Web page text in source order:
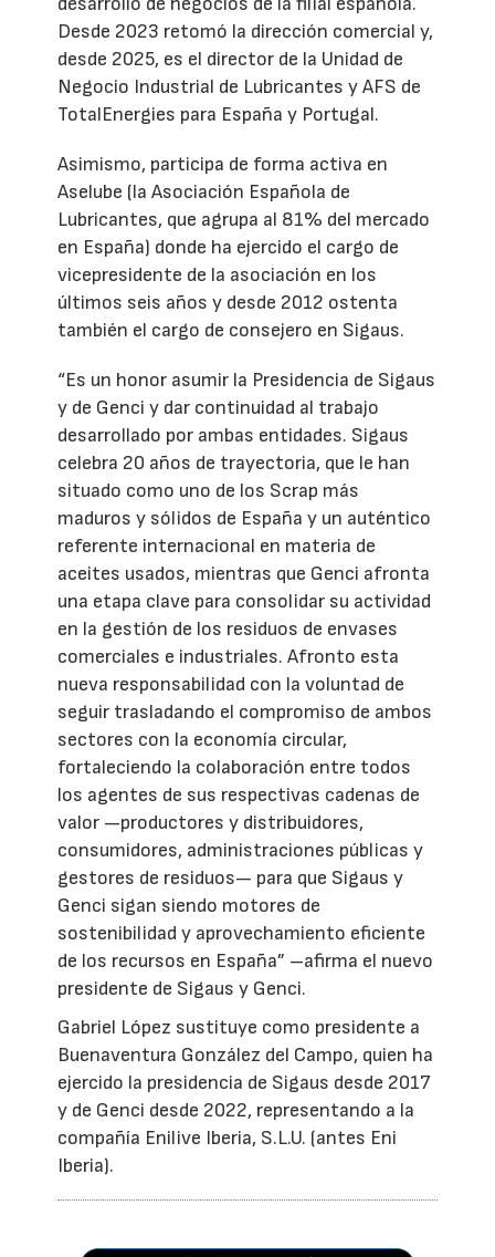
Desde 2023 retomó la dirección comercial y,
desde 2025, es el director de la Unidad de
Negocio Industrial de Lubricantes y AFS de
TotalEnergies para España y Portugal.
Asimismo, participa de forma activa en
Aselube (la Asociación Española de
Lubricantes, que agrupa al 81% del mercado
en España) donde ha ejercido el cargo de
vicepresidente de la asociación en los
últimos seis años y desde 2012 ostenta
también el cargo de consejero en Sigaus.
“Es un honor asumir la Presidencia de Sigaus
y de Genci y dar continuidad al trabajo
desarrollado por ambas entidades. Sigaus
celebra 20 años de trayectoria, que le han
situado como uno de los Scrap más
maduros y sólidos de España y un auténtico
referente internacional en materia de
aceites usados, mientras que Genci afronta
una etapa clave para consolidar su actividad
en la gestión de los residuos de envases
comerciales e industriales. Afronto esta
nueva responsabilidad con la voluntad de
seguir trasladando el compromiso de ambos
sectores con la economía circular,
fortaleciendo la colaboración entre todos
los agentes de sus respectivas cadenas de
valor —productores y distribuidores,
consumidores, administraciones públicas y
gestores de residuos— para que Sigaus y
Genci sigan siendo motores de
sostenibilidad y aprovechamiento eficiente
de los recursos en España” –afirma el nuevo
presidente de Sigaus y Genci.
Gabriel López sustituye como presidente a
Buenaventura González del Campo, quien ha
ejercido la presidencia de Sigaus desde 2017
y de Genci desde 2022, representando a la
compañía Enilive Iberia, S.L.U. (antes Eni
Iberia).